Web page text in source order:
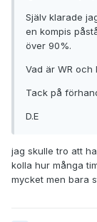
Själv klarade
en kompis
över 90%.
Vad är WR och
Tack på
D.E
jag skulle tro att
kolla hur många
mycket men bara